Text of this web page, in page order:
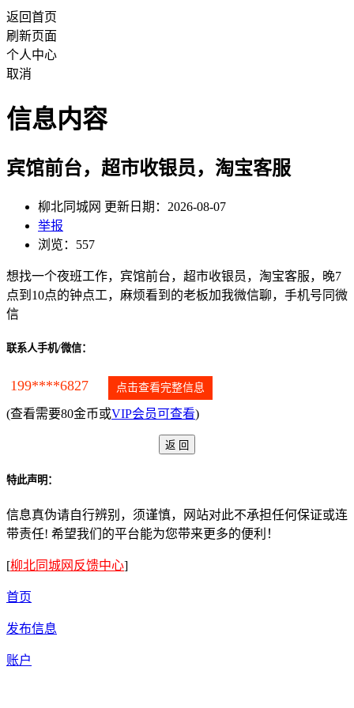
返回首页
刷新页面
个人中心
取消
信息内容
宾馆前台，超市收银员，淘宝客服
柳北同城网 更新日期：2026-08-07
举报
浏览：557
想找一个夜班工作，宾馆前台，超市收银员，淘宝客服，晚7
点到10点的钟点工，麻烦看到的老板加我微信聊，手机号同微
信
联系人手机/微信：
199****6827 点击查看完整信息
(查看需要80金币或VIP会员可查看)
特此声明：
信息真伪请自行辨别，须谨慎，网站对此不承担任何保证或连
带责任! 希望我们的平台能为您带来更多的便利！
[柳北同城网反馈中心]
首页
发布信息
账户